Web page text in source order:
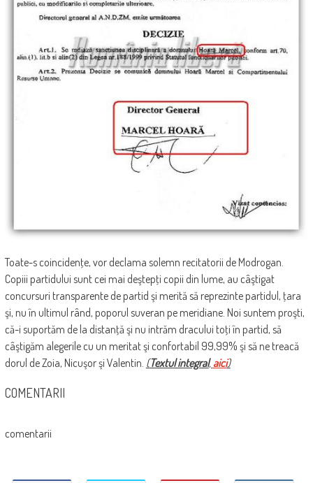
Toate-s coincidenţe, vor declama solemn recitatorii de Modrogan.
Copiii partidului sunt cei mai deştepţi copii din lume, au câştigat
concursuri transparente de partid şi merită să reprezinte partidul, ţara
şi, nu în ultimul rând, poporul suveran pe meridiane. Noi suntem proşti,
că-i suportăm de la distanţă şi nu intrăm dracului toţi în partid, să
câştigăm alegerile cu un meritat şi confortabil 99,99% şi să ne treacă
dorul de Zoia, Nicuşor şi Valentin. (Textul integral, aici)
COMENTARII
comentarii